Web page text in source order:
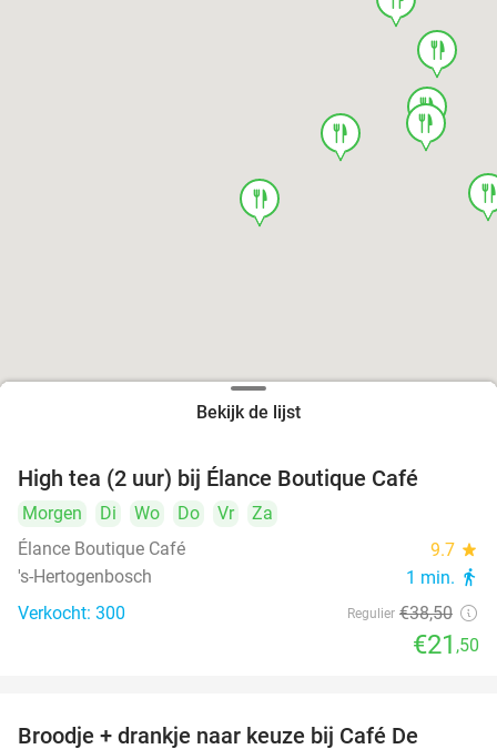
food
food
food
food
food
Bekijk de lijst
High tea (2 uur) bij Élance Boutique Café
Morgen Di Wo Do Vr
Za
Élance Boutique Café
9.7 star
's-Hertogenbosch 1 min. directions_walk
Verkocht: 300 Regulier €38,50
€21 ,50
Broodje + drankje naar keuze bij Café De